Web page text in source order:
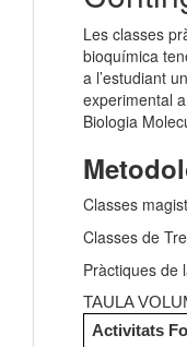
Les classes
bioquímica
a l’estudiant
experimental
Biologia
Classes
Classes de
Pràctiques de
TAULA
Activitats